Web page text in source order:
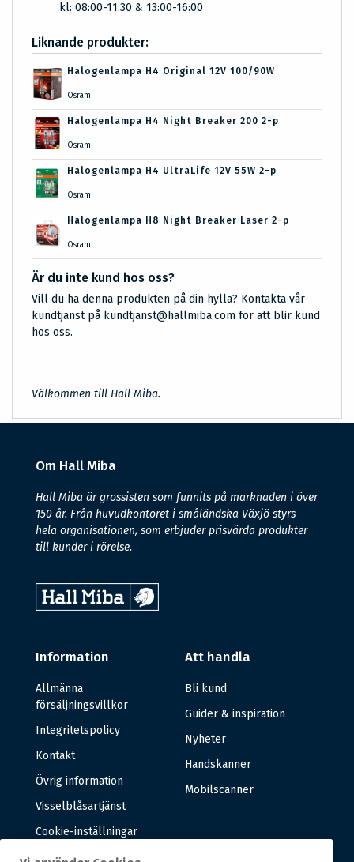
kl: 08:00-11:30 & 13:00-16:00
Liknande produkter:
Halogenlampa H4 Original 12V 100/90W
Osram
Halogenlampa H4 Night Breaker 200 2-p
Osram
Halogenlampa H4 UltraLife 12V 55W 2-p
Osram
Halogenlampa H8 Night Breaker Laser 2-p
Osram
Är du inte kund hos oss?
Vill du ha denna produkten på din hylla? Kontakta vår
kundtjänst på kundtjanst@hallmiba.com för att blir kund
hos oss.
Välkommen till Hall Miba.
Om Hall Miba
Hall Miba är grossisten som funnits på marknaden i över
150 år. Från huvudkontoret i småländska Växjö styrs
hela organisationen, som erbjuder prisvärda produkter
till kunder i rörelse.
Information
Allmänna
försäljningsvillkor
Integritetspolicy
Kontakt
Övrig information
Visselblåsartjänst
Cookie-inställningar
Att handla
Bli kund
Guider & inspiration
Nyheter
Handskanner
Mobilscanner